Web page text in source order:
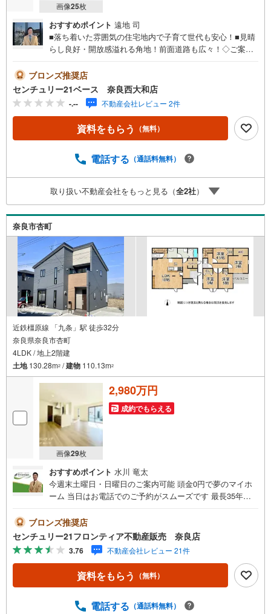
画像25枚
おすすめポイント 遠地 司
■落ち着いた雰囲気の住宅地内で子育て世代も安心！■見晴
らし良好・開放感溢れる角地！前面道路も広々！◇ご案内
時間でもご見学可！・今から見たい！というお声にもご対
応できます！◇住宅ローンもお任せください！◇・提携銀
行多数あり（地方銀行・都市銀行・信用金庫etc）・優遇後
適用金利 0.875％～（審査内容により異なります）--- ◇◇
Yahoo！不動産キャンペーン対象店舗 ◇◇ ----当店で物件を
成約いただくとPayPayボーナスライトがもらえる【Yaho
「資料をもらう」「見学予約をする」からエントリーくだ
ブロンズ推奨店
センチュリー21ベース 奈良西大和店
-.-- 不動産会社レビュー 2件
資料をもらう （無料）
電話する （通話料無料）
取り扱い不動産会社をもっと見る（全2社）
奈良市杏町
近鉄橿原線 「九条」駅 徒歩32分
奈良県奈良市杏町
4LDK / 地上2階建
土地130.28m2 /建物 110.13m2
画像29枚
2,980万円
成約でもらえる
おすすめポイント 水川 竜太
今週末土曜日・日曜日のご案内可能 頭金0円で夢のマイホ
ーム 当日はお電話でのご予約がスムーズです 最長35年の
ス15分、バス停「辰市農協」歩7分・JR桜井線「京終駅」
歩38分（3010m）・辰市小学校歩1分（80m）・都南中学校
歩32分（2560m） 特徴・住宅性能評価5分野7項目で最も高
い等級取得を標準化！最長35年の定期点検・長期保証で安
心・LDK18帖以上/対面キッチン/24時間換気システム 弊社
が選ばれる理由 1.お金の扱い方のプロ、ファイナンシャル
応できる売却専門チームあり！3.たくさんの銀行と繋がり
ブロンズ推奨店
センチュリー21フロンティア不動産販売 奈良店
3.76 不動産会社レビュー 21件
資料をもらう （無料）
電話する （通話料無料）